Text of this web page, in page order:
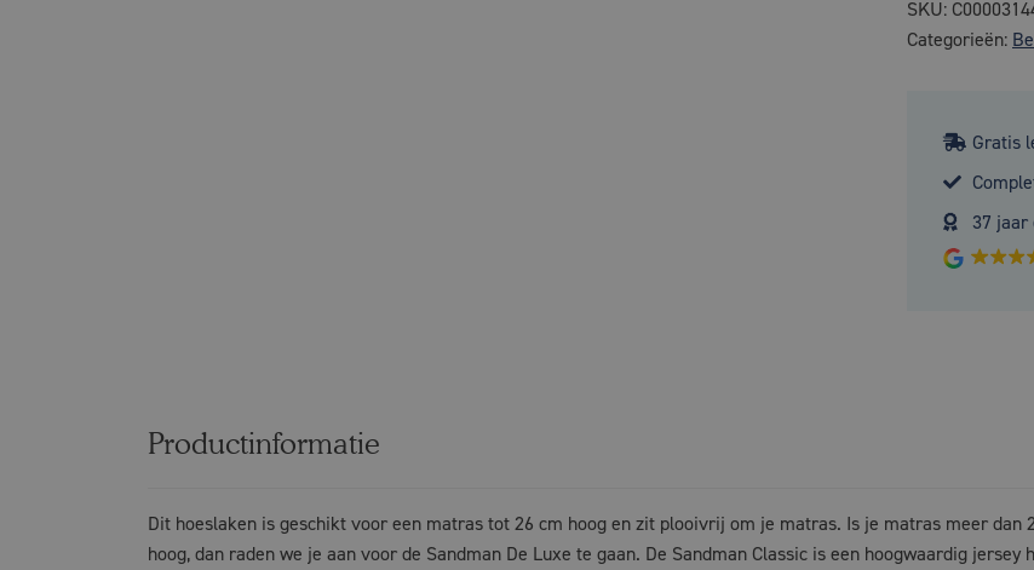
SKU:
Categorieën:
Gratis
37
Productinformatie
Dit hoeslaken is geschikt voor een matras tot 26 cm hoog en zit plooivrij om je matras. Is je matras meer dan
hoog, dan raden we je aan voor de Sandman De Luxe te gaan. De Sandman Classic is een hoogwaardig jersey